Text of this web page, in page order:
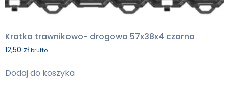
Kratka trawnikowo- drogowa 57x38x4 czarna
12,50 zł brutto
Dodaj do koszyka